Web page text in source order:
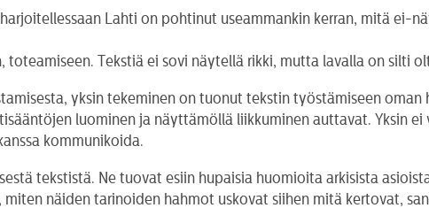
Lahti on pohtinut useammankin kerran, mitä ei-
Tekstiä ei sovi näytellä rikki, mutta lavalla on silti
yksin tekeminen on tuonut tekstin työstämiseen oman
luominen ja näyttämöllä liikkuminen auttavat. Yksin
kommunikoida.
tekstistä. Ne tuovat esiin hupaisia huomioita arkisista
näiden tarinoiden hahmot uskovat siihen mitä kertovat,